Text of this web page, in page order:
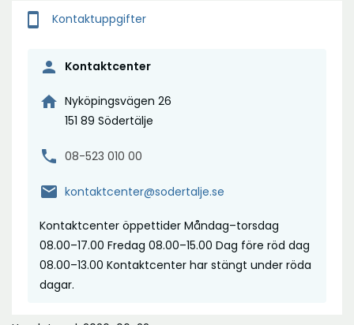
smartphone Kontaktuppgifter
person Kontaktcenter
home Nyköpingsvägen 26
151 89 Södertälje
phone 08-523 010 00
mail kontaktcenter@sodertalje.se
Kontaktcenter öppettider Måndag–torsdag
08.00–17.00 Fredag 08.00–15.00 Dag före röd dag
08.00–13.00 Kontaktcenter har stängt under röda
dagar.